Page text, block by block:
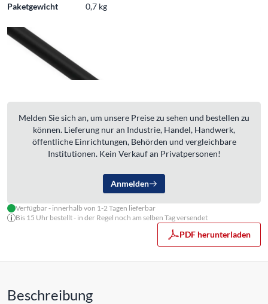
Paketgewicht
0,7 kg
Melden Sie sich an, um unsere Preise zu sehen und bestellen zu
können. Lieferung nur an Industrie, Handel, Handwerk,
öffentliche Einrichtungen, Behörden und vergleichbare
Institutionen. Kein Verkauf an Privatpersonen!
Anmelden
Verfügbar - innerhalb von 1-2 Tagen lieferbar
Bis 15 Uhr bestellt - in der Regel noch am selben Tag versendet
PDF herunterladen
Beschreibung